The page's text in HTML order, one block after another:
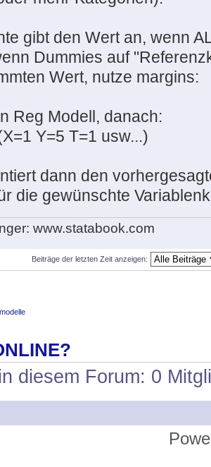
gibt den Wert an, wenn
Dummies auf
Wert, nutze margins:
Reg Modell, danach:
Y=5 T=1 usw...)
dann den
die gewünschte
www.statabook.com
Beiträge der letzten Zeit anzeigen:
diesem Forum: 0